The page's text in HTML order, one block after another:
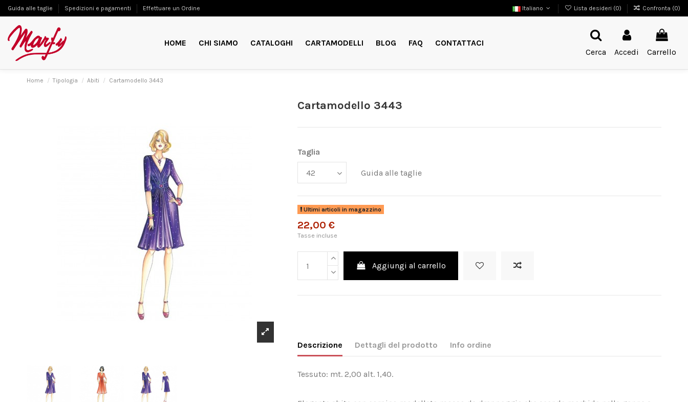
Guida alle taglie Spedizioni e pagamenti Effettuare un Ordine Italiano Lista desideri (0) Confronta (0)
HOME CHI SIAMO CATALOGHI CARTAMODELLI BLOG FAQ
CONTATTACI
Cerca
Accedi Carrello
Home Tipologia Abiti Cartamodello 3443
Cartamodello 3443
Taglia
Guida alle taglie
Ultimi articoli in magazzino
22,00 €
Tasse incluse
Aggiungi al carrello
Descrizione Dettagli del prodotto Info ordine
Tessuto: mt. 2,00 alt. 1,40.